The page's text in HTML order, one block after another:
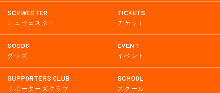
SCHWESTER
シュヴェスター
TICKETS
チケット
GOODS
グッズ
EVENT
イベント
SUPPORTERS CLUB
サポーターズクラブ
SCHOOL
スクール